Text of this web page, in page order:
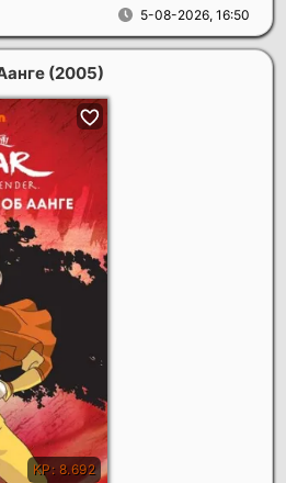
5-08-2026, 16:50
(2005)